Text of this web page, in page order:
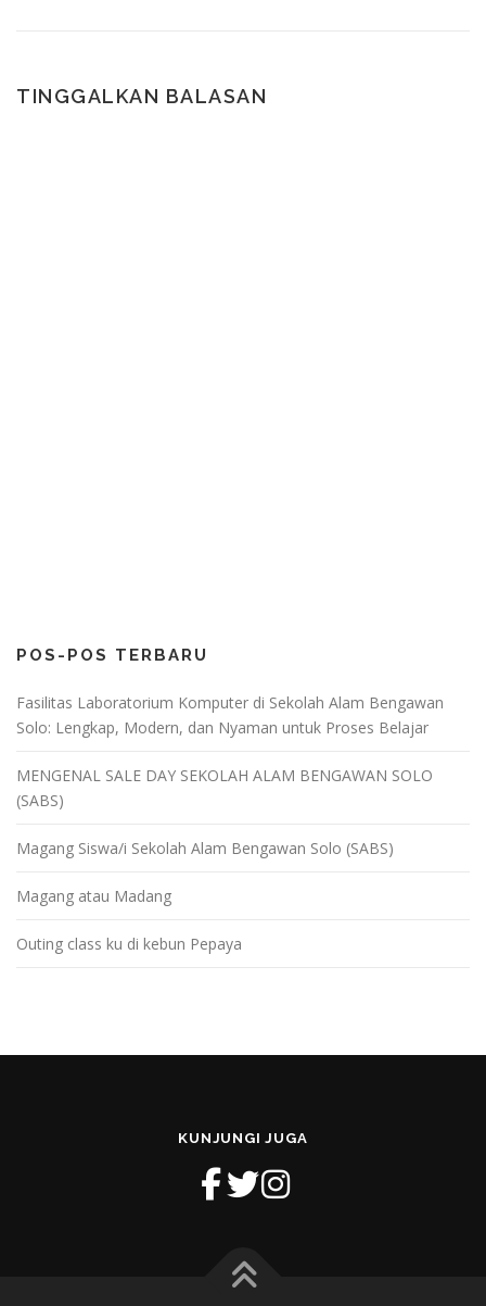
TINGGALKAN BALASAN
POS-POS TERBARU
Fasilitas Laboratorium Komputer di Sekolah Alam Bengawan
Solo: Lengkap, Modern, dan Nyaman untuk Proses Belajar
MENGENAL SALE DAY SEKOLAH ALAM BENGAWAN SOLO
(SABS)
Magang Siswa/i Sekolah Alam Bengawan Solo (SABS)
Magang atau Madang
Outing class ku di kebun Pepaya
KUNJUNGI JUGA